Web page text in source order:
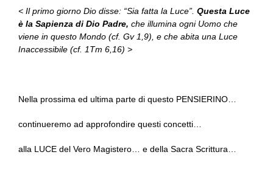
< Il primo giorno Dio disse: “Sia fatta la Luce”. Questa Luce
è la Sapienza di Dio Padre, che illumina ogni Uomo che
viene in questo Mondo (cf. Gv 1,9), e che abita una Luce
Inaccessibile (cf. 1Tm 6,16) >
Nella prossima ed ultima parte di questo PENSIERINO…
continueremo ad approfondire questi concetti…
alla LUCE del Vero Magistero… e della Sacra Scrittura…